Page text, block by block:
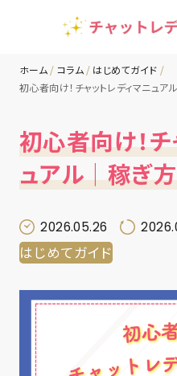
チャットレディ事
コラム
ホーム コラム
はじめてガイド
初心者向け！チャットレディマニュ
初心者向け！
ュアル｜稼ぎ
2026.05.26
はじめてガイド